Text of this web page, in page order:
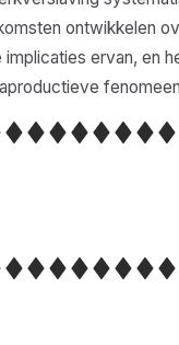
ontwikkelen
implicaties ervan, en